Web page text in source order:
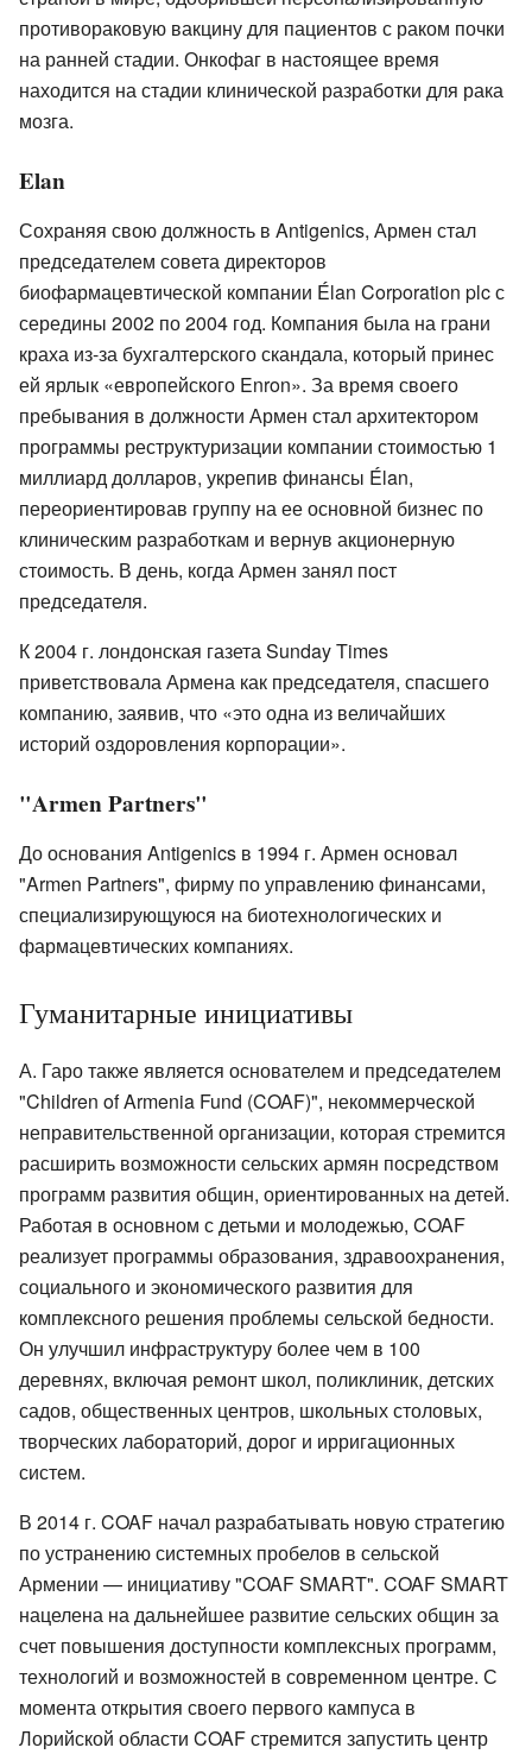
противораковую вакцину для пациентов с раком почки
на ранней стадии. Онкофаг в настоящее время
находится на стадии клинической разработки для рака
мозга.
Elan
Сохраняя свою должность в Antigenics, Армен стал
председателем совета директоров
биофармацевтической компании Élan Corporation plc с
середины 2002 по 2004 год. Компания была на грани
краха из-за бухгалтерского скандала, который принес
ей ярлык «европейского Enron». За время своего
пребывания в должности Армен стал архитектором
программы реструктуризации компании стоимостью 1
миллиард долларов, укрепив финансы Élan,
переориентировав группу на ее основной бизнес по
клиническим разработкам и вернув акционерную
стоимость. В день, когда Армен занял пост
председателя.
К 2004 г. лондонская газета Sunday Times
приветствовала Армена как председателя, спасшего
компанию, заявив, что «это одна из величайших
историй оздоровления корпорации».
"Armen Partners"
До основания Antigenics в 1994 г. Армен основал
"Armen Partners", фирму по управлению финансами,
специализирующуюся на биотехнологических и
фармацевтических компаниях.
Гуманитарные инициативы
А. Гаро также является основателем и председателем
"Children of Armenia Fund (COAF)", некоммерческой
неправительственной организации, которая стремится
расширить возможности сельских армян посредством
программ развития общин, ориентированных на детей.
Работая в основном с детьми и молодежью, COAF
реализует программы образования, здравоохранения,
социального и экономического развития для
комплексного решения проблемы сельской бедности.
Он улучшил инфраструктуру более чем в 100
деревнях, включая ремонт школ, поликлиник, детских
садов, общественных центров, школьных столовых,
творческих лабораторий, дорог и ирригационных
систем.
В 2014 г. COAF начал разрабатывать новую стратегию
по устранению системных пробелов в сельской
Армении — инициативу "COAF SMART". COAF SMART
нацелена на дальнейшее развитие сельских общин за
счет повышения доступности комплексных программ,
технологий и возможностей в современном центре. С
момента открытия своего первого кампуса в
Лорийской области COAF стремится запустить центр